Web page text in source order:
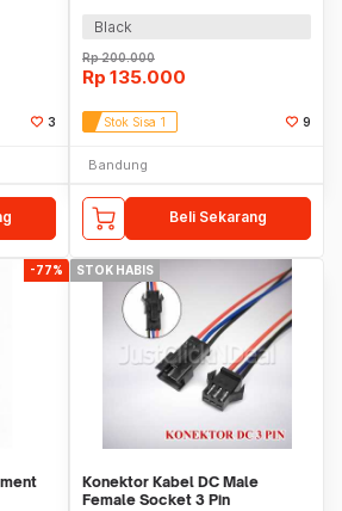
3
Black
Rp200.000
Rp 135.000
Stok Sisa 1 9
Bandung
Beli Sekarang
-77% STOK HABIS
Konektor Kabel DC Male
Female Socket 3 Pin